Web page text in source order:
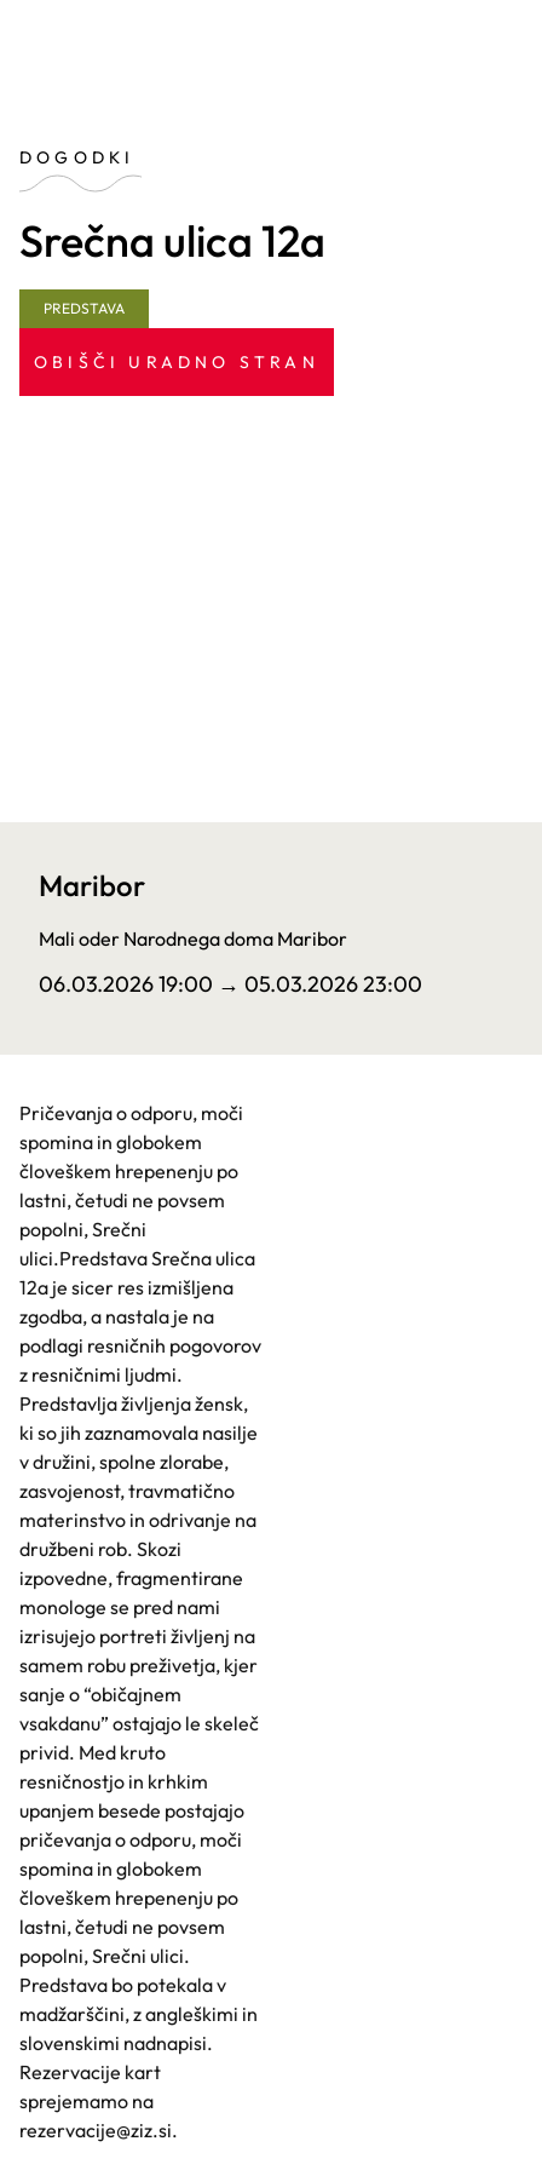
DOGODKI
Srečna ulica 12a
PREDSTAVA
OBIŠČI URADNO STRAN
Maribor
Mali oder Narodnega doma Maribor
06.03.2026 19:00 → 05.03.2026 23:00
Pričevanja o odporu, moči
spomina in globokem
človeškem hrepenenju po
lastni, četudi ne povsem
popolni, Srečni
ulici.Predstava Srečna ulica
12a je sicer res izmišljena
zgodba, a nastala je na
podlagi resničnih pogovorov
z resničnimi ljudmi.
Predstavlja življenja žensk,
ki so jih zaznamovala nasilje
v družini, spolne zlorabe,
zasvojenost, travmatično
materinstvo in odrivanje na
družbeni rob. Skozi
izpovedne, fragmentirane
monologe se pred nami
izrisujejo portreti življenj na
samem robu preživetja, kjer
sanje o “običajnem
vsakdanu” ostajajo le skeleč
privid. Med kruto
resničnostjo in krhkim
upanjem besede postajajo
pričevanja o odporu, moči
spomina in globokem
človeškem hrepenenju po
lastni, četudi ne povsem
popolni, Srečni ulici.
Predstava bo potekala v
madžarščini, z angleškimi in
slovenskimi nadnapisi.
Rezervacije kart
sprejemamo na
rezervacije@ziz.si.